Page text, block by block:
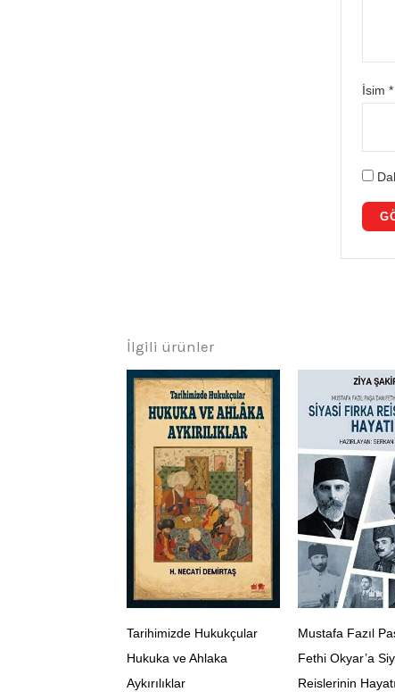
İsim*
İlgili ürünler
Tarihimizde Hukukçular
Hukuka ve Ahlaka
Aykırılıklar
Mustafa Fazıl
Fethi Okyar’a
Reislerinin Hayatı